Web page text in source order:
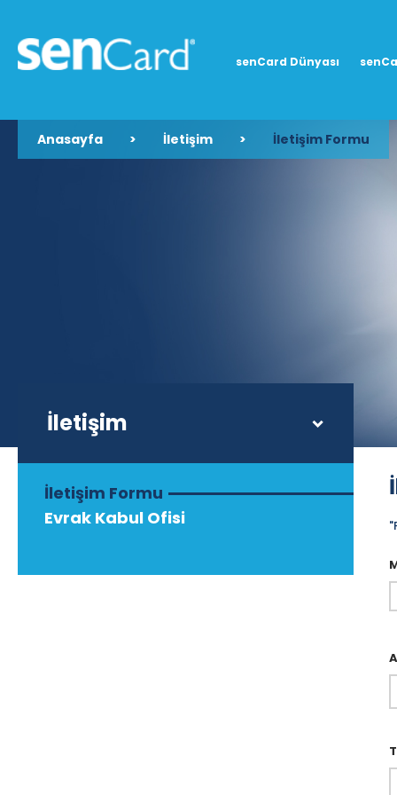
senCard Dünyası
Anasayfa > İletişim > İletişim Formu
İletişim
İletişim Formu
Evrak Kabul Ofisi